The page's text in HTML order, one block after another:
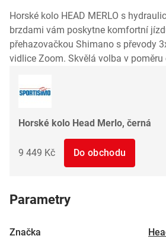
Horské kolo HEAD MERLO s
brzdami vám poskytne komfortní
přehazovačkou Shimano s převody
vidlice Zoom. Skvělá volba v
Horské kolo Head Merlo, černá
9 449 Kč Do obchodu
Parametry
Značka